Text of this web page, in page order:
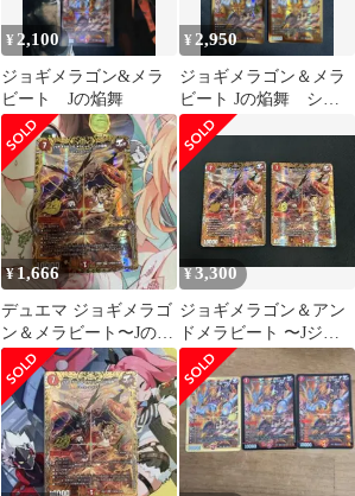
¥ 2,100
ジョギメラゴン&メラ
ビート Jの焔舞
¥ 2,950
ジョギメラゴン＆メラ
ビート Jの焔舞 シー
クレット 金 金枠
¥1,666
デュエマ ジョギメラゴ
ン＆メラビート〜Jの焔
舞〜 シークレット 金枠
¥3,300
ジョギメラゴン＆アン
ドメラビート 〜Jジェ
イの焔舞〜 2枚 シー
クレット